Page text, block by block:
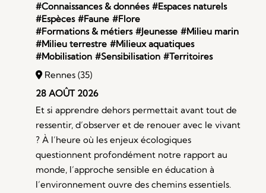
#Connaissances & données #Espaces naturels
#Espèces #Faune #Flore
#Formations & métiers #Jeunesse #Milieu marin
#Milieu terrestre #Milieux aquatiques
#Mobilisation #Sensibilisation #Territoires
Rennes (35)
28 AOÛT 2026
Et si apprendre dehors permettait avant tout de
ressentir, d’observer et de renouer avec le vivant
? À l’heure où les enjeux écologiques
questionnent profondément notre rapport au
monde, l’approche sensible en éducation à
l’environnement ouvre des chemins essentiels.